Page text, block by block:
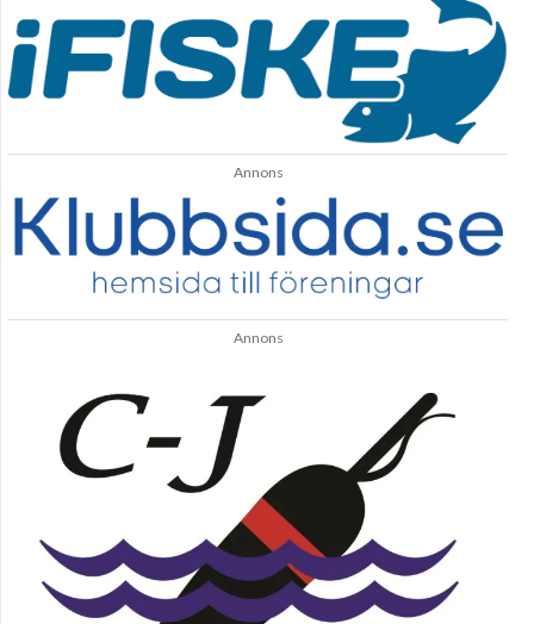
Annons
Annons